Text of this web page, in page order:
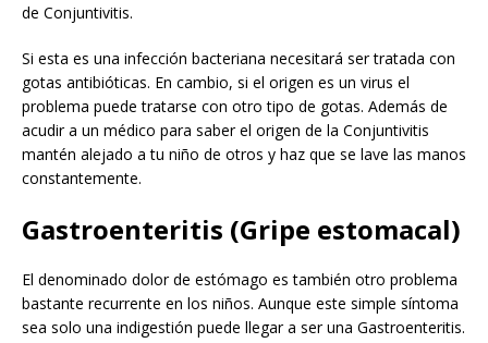
de Conjuntivitis.
Si esta es una infección bacteriana necesitará ser tratada con
gotas antibióticas. En cambio, si el origen es un virus el
problema puede tratarse con otro tipo de gotas. Además de
acudir a un médico para saber el origen de la Conjuntivitis
mantén alejado a tu niño de otros y haz que se lave las manos
constantemente.
Gastroenteritis (Gripe estomacal)
El denominado dolor de estómago es también otro problema
bastante recurrente en los niños. Aunque este simple síntoma
sea solo una indigestión puede llegar a ser una Gastroenteritis.